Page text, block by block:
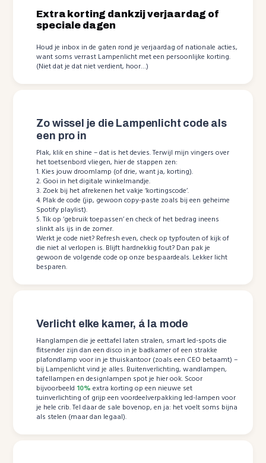
Extra korting dankzij verjaardag of
speciale dagen
Houd je inbox in de gaten rond je verjaardag of nationale acties,
want soms verrast Lampenlicht met een persoonlijke korting.
(Niet dat je dat niet verdient, hoor…)
Zo wissel je die Lampenlicht code als
een pro in
Plak, klik en shine – dat is het devies. Terwijl mijn vingers over
het toetsenbord vliegen, hier de stappen zen:
1. Kies jouw droomlamp (of drie, want ja, korting).
2. Gooi in het digitale winkelmandje.
3. Zoek bij het afrekenen het vakje ‘kortingscode’.
4. Plak de code (jip, gewoon copy-paste zoals bij een geheime
Spotify playlist).
5. Tik op ‘gebruik toepassen’ en check of het bedrag ineens
slinkt als ijs in de zomer.
Werkt je code niet? Refresh even, check op typfouten of kijk of
die niet al verlopen is. Blijft hardnekkig fout? Dan pak je
gewoon de volgende code op onze bespaardeals. Lekker licht
besparen.
Verlicht elke kamer, á la mode
Hanglampen die je eettafel laten stralen, smart led-spots die
flitsender zijn dan een disco in je badkamer of een strakke
plafondlamp voor in je thuiskantoor (zoals een CEO betaamt) –
bij Lampenlicht vind je alles. Buitenverlichting, wandlampen,
tafellampen en designlampen spot je hier ook. Scoor
bijvoorbeeld 10% extra korting op een nieuwe set
tuinverlichting of grijp een voordeelverpakking led-lampen voor
je hele crib. Tel daar de sale bovenop, en ja: het voelt soms bijna
als stelen (maar dan legaal).